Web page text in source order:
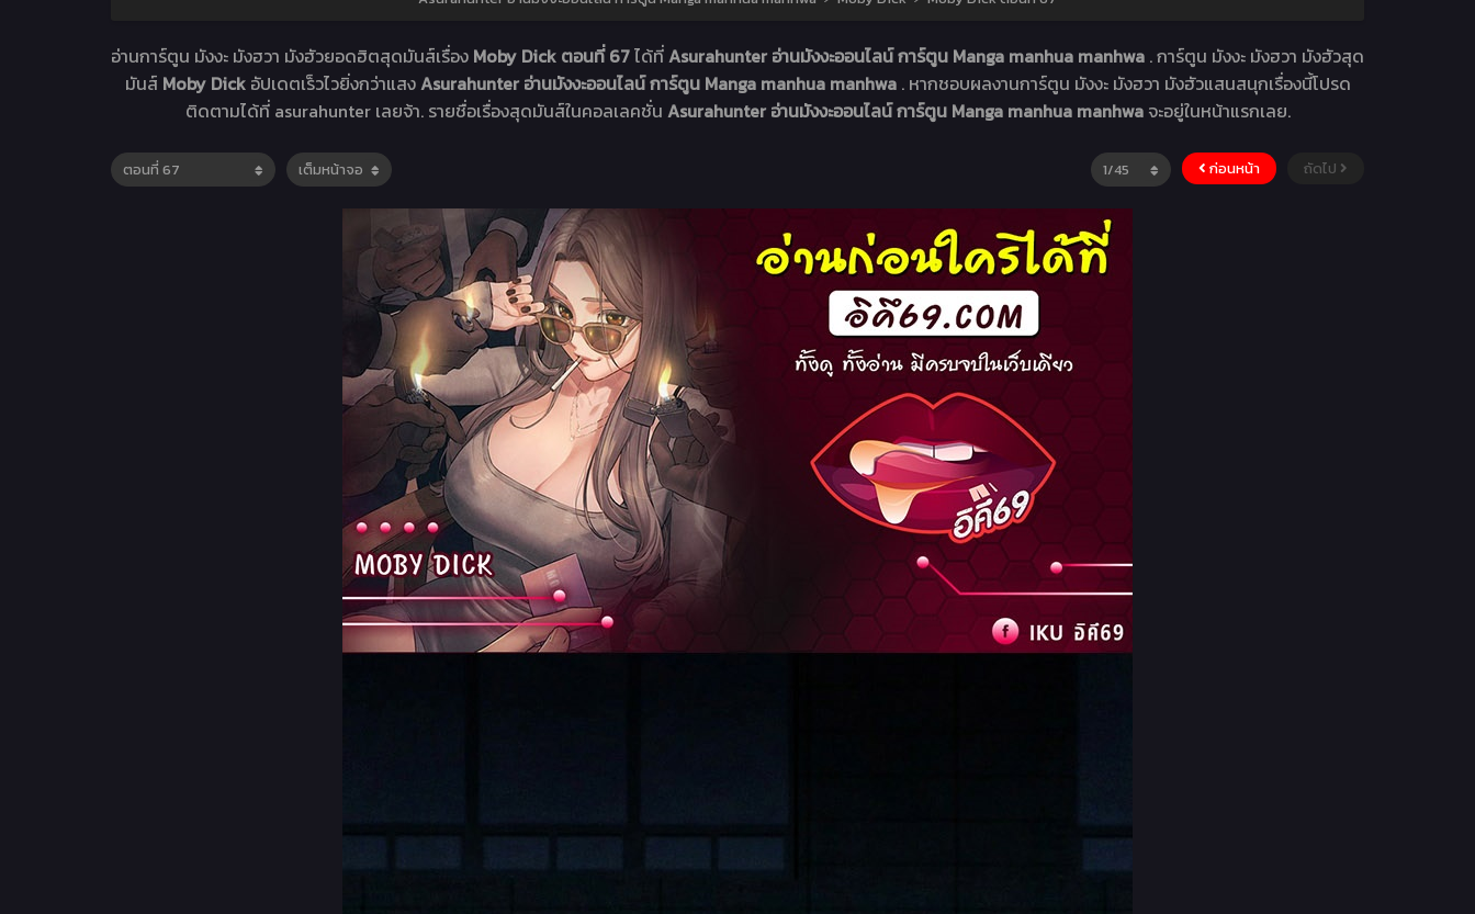
อ่านการ์ตูน มังงะ มังฮวา มังฮัวยอดฮิตสุดมันส์เรื่อง Moby Dick ตอนที่ 67ได้ที่Asurahunter อ่านมังงะออนไลน์ การ์ตูน Manga manhua manhwa . การ์ตูน มังงะ มังฮวา มังฮัวสุด
มันส์ Moby Dick อัปเดตเร็วไวยิ่งกว่าแสงAsurahunter อ่านมังงะออนไลน์ การ์ตูน Manga manhua manhwa . หากชอบผลงานการ์ตูน มังงะ มังฮวา มังฮัวแสนสนุกเรื่องนี้โปรด
ติดตามได้ที่ asurahunter เลยจ้า. รายชื่อเรื่องสุดมันส์ในคอลเลคชั่น Asurahunter อ่านมังงะออนไลน์ การ์ตูน Manga manhua manhwa จะอยู่ในหน้าแรกเลย.
ก่อนหน้า ถัดไป